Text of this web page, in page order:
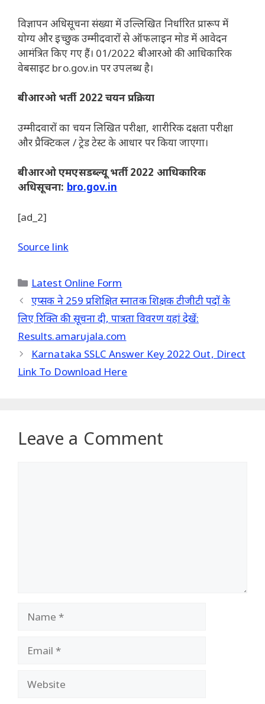
विज्ञापन अधिसूचना संख्या में उल्लिखित निर्धारित प्रारूप में
योग्य और इच्छुक उम्मीदवारों से ऑफलाइन मोड में आवेदन
आमंत्रित किए गए हैं। 01/2022 बीआरओ की आधिकारिक
वेबसाइट bro.gov.in पर उपलब्ध है।
बीआरओ भर्ती 2022 चयन प्रक्रिया
उम्मीदवारों का चयन लिखित परीक्षा, शारीरिक दक्षता परीक्षा
और प्रैक्टिकल / ट्रेड टेस्ट के आधार पर किया जाएगा।
बीआरओ एमएसडब्ल्यू भर्ती 2022 आधिकारिक
अधिसूचना: bro.gov.in
[ad_2]
Source link
Categories
Latest Online Form
एप्सक ने 259 प्रशिक्षित स्नातक शिक्षक टीजीटी पदों के
लिए रिक्ति की सूचना दी, पात्रता विवरण यहां देखें:
Results.amarujala.com
Karnataka SSLC Answer Key 2022 Out, Direct
Link To Download Here
Leave a Comment